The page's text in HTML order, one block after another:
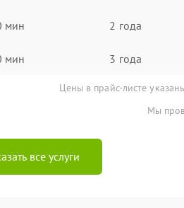
мин 2 года
мин 3 года
Цены в прайс-листе
Мы
все услуги